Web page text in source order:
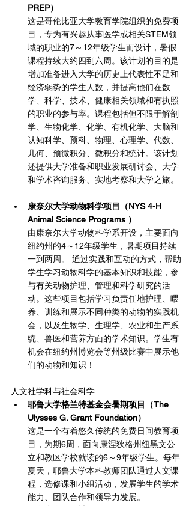
PREP）
这是哥伦比亚大学教育学院组织的免费项
目，专为有兴趣从事医学或相关STEM领
域的职业的7～12年级学生而设计，暑假
课程持续大约四到六周。该计划的目的是
增加准备进入大学的历史上代表性不足和
经济弱势的学生人数，并提高他们在数
学、科学、技术、健康相关领域和有执照
的职业的参与率。课程包括但不限于解剖
学、生物化学、化学、有机化学、大脑和
认知科学、预科、物理、心理学、代数、
几何、预微积分、微积分和统计。该计划
还提供大学准备和职业发展研讨会、大学
和学术咨询服务、实地考察和大学之旅。
康奈尔大学动物科学项目（NYS 4-H
Animal Science Programs ）
由康奈尔大学动物科学系开设，主要面向
纽约州的4～12年级学生，暑期项目持续
一到两周。 通过实践和互动的方式，帮助
学生学习动物科学的基本知识和技能，参
与有关动物护理、管理和科学研究的活
动。这些项目包括学习负责任地护理、喂
养、训练和展示不同种类的动物的实践机
会，以及生物学、生理学、农业和生产系
统、兽医和营养方面的学术知识。学生有
机会在纽约州博览会等州级比赛中展示他
们的动物和知识！
人文社学科与社会科学
耶鲁大学格兰特基金会暑期项目（The
Ulysses G. Grant Foundation）
这是一个有着悠久传统的免费日间教育项
目，为期6周，面向康涅狄格州纽黑文公
立和教区学校就读的6～9年级学生。每年
夏天，耶鲁大学本科教师团队通过人文课
程，选修课和小组活动，发展学生的学术
能力、团队合作和领导力发展。